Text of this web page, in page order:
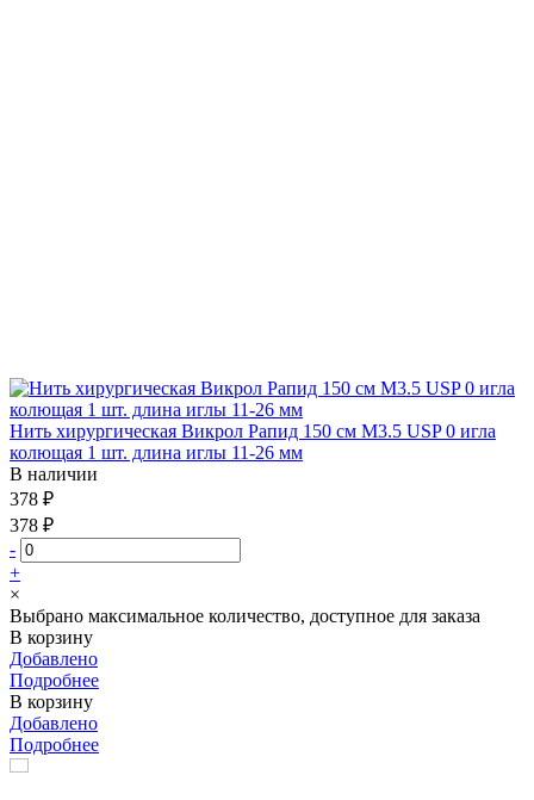
Нить хирургическая Викрол Рапид 150 см М3.5 USP 0 игла
колющая 1 шт. длина иглы 11-26 мм
В наличии
378 ₽
378 ₽
-
+
×
Выбрано максимальное количество, доступное для заказа
В корзину
Добавлено
Подробнее
В корзину
Добавлено
Подробнее